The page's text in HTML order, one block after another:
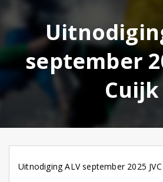
september
Cuijk
Uitnodiging ALV september 2025